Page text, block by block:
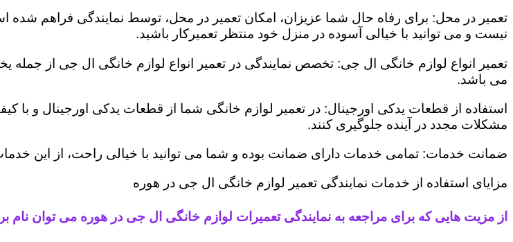
تعمیر در محل: برای رفاه حال شما عزیزان، امکان تعمیر در محل، توسط نمایندگی فراهم شده
نیست و می توانید با خیالی آسوده در منزل خود منتظر تعمیرکار باشید.
تعمیر انواع لوازم خانگی ال جی: تخصص نمایندگی در تعمیر انواع لوازم خانگی ال جی از جمله
می باشد.
استفاده از قطعات یدکی اورجینال: در تعمیر لوازم خانگی شما از قطعات یدکی اورجینال و با
مشکلات مجدد در آینده جلوگیری کنند.
ضمانت خدمات: تمامی خدمات دارای ضمانت بوده و شما می توانید با خیالی راحت، از این خدمات
مزایای استفاده از خدمات نمایندگی تعمیر لوازم خانگی ال جی در هوره
از مزیت هایی که برای مراجعه به نمایندگی تعمیرات لوازم خانگی ال جی در هوره می توان نام